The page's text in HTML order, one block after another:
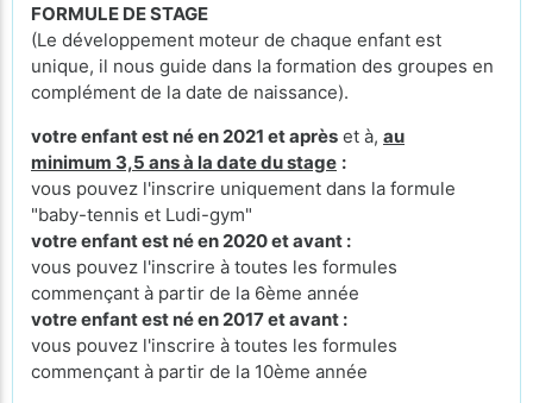
FORMULE DE STAGE
(Le développement moteur de chaque enfant est
unique, il nous guide dans la formation des groupes en
complément de la date de naissance).
votre enfant est né en 2021 et après et à, au
minimum 3,5 ans à la date du stage :
vous pouvez l'inscrire uniquement dans la formule
"baby-tennis et Ludi-gym"
votre enfant est né en 2020 et avant :
vous pouvez l'inscrire à toutes les formules
commençant à partir de la 6ème année
votre enfant est né en 2017 et avant :
vous pouvez l'inscrire à toutes les formules
commençant à partir de la 10ème année